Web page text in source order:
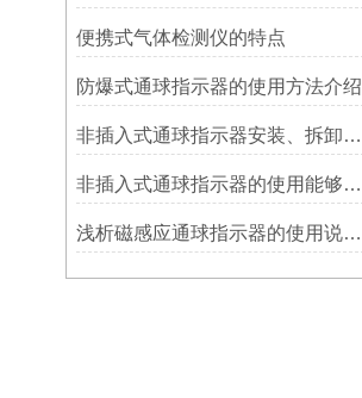
便携式气体检测仪的特点
防爆式通球指示器的使用方法介绍
非插入式通球指示器安装、拆卸灵活方便
非插入式通球指示器的使用能够满足各类管道的要求
浅析磁感应通球指示器的使用说明及特点